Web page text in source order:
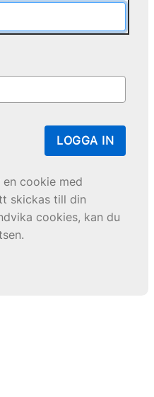
LOGGA IN
cookie med
skickas till din
cookies, kan du